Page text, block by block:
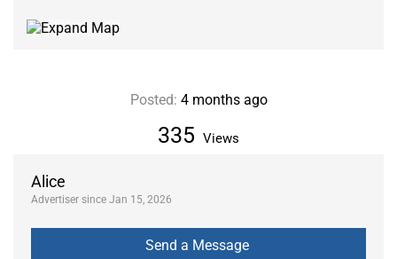
Alice
Advertiser since Jan 15, 2026
335 Views
Posted: 4 months ago